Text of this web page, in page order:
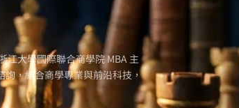
江大學國際聯合商學院 MBA 主
詢，結合商學專業與前沿科技，